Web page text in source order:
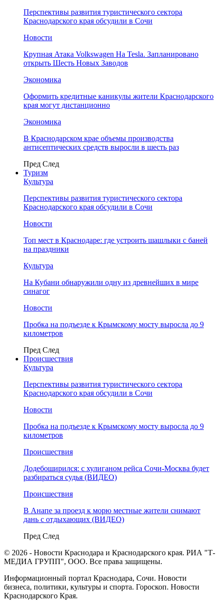
Перспективы развития туристического сектора
Краснодарского края обсудили в Сочи
Новости
Крупная Атака Volkswagen На Tesla. Запланировано
открыть Шесть Новых Заводов
Экономика
Оформить кредитные каникулы жители Краснодарского
края могут дистанционно
Экономика
В Краснодарском крае объемы производства
антисептических средств выросли в шесть раз
Пред След
Туризм
Культура
Перспективы развития туристического сектора
Краснодарского края обсудили в Сочи
Новости
Топ мест в Краснодаре: где устроить шашлыки с баней
на праздники
Культура
На Кубани обнаружили одну из древнейших в мире
синагог
Новости
Пробка на подъезде к Крымскому мосту выросла до 9
километров
Пред След
Происшествия
Культура
Перспективы развития туристического сектора
Краснодарского края обсудили в Сочи
Новости
Пробка на подъезде к Крымскому мосту выросла до 9
километров
Происшествия
Додебоширился: с хулиганом рейса Сочи-Москва будет
разбираться судья (ВИДЕО)
Происшествия
В Анапе за проезд к морю местные жители снимают
дань с отдыхающих (ВИДЕО)
Пред След
© 2026 - Новости Краснодара и Краснодарского края. РИА "Т-
МЕДИА ГРУПП", ООО. Все права защищены.
Информационный портал Краснодара, Сочи. Новости
бизнеса, политики, культуры и спорта. Гороскоп. Новости
Краснодарского Края.